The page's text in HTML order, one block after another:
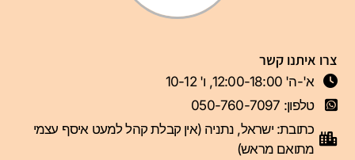
צרו איתנו קשר
א'-ה' 12:00-18:00, ו' 10-12
טלפון: 050-760-7097
כתובת: ישראל, נתניה (אין קבלת קהל למעט איסף עצמי
מתואם מראש)